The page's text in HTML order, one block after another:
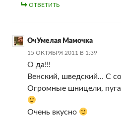
ОТВЕТИТЬ
ОчУмелая Мамочка
15 ОКТЯБРЯ 2011 В 1:39
О да!!!
Венский, шведский… С
Огромные шницели,
Очень вкусно